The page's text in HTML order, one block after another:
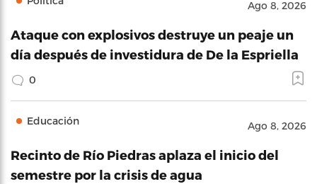
Ago 8, 2026
Ataque con explosivos destruye un peaje un
día después de investidura de De la Espriella
0
Educación Ago 8, 2026
Recinto de Río Piedras aplaza el inicio del
semestre por la crisis de agua